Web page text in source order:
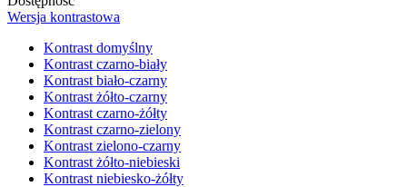
Wersja kontrastowa
Kontrast domyślny
Kontrast czarno-biały
Kontrast biało-czarny
Kontrast żółto-czarny
Kontrast czarno-żółty
Kontrast czarno-zielony
Kontrast zielono-czarny
Kontrast żółto-niebieski
Kontrast niebiesko-żółty